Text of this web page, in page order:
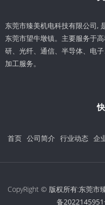
东莞市臻美机电科技有限公司,
东莞市望牛墩镇。主要服务于
研、光纤、通信、半导体、电
加工服务。
首页 公司简介 行业动态 企
CopyRight © 版权所有:东莞市
备